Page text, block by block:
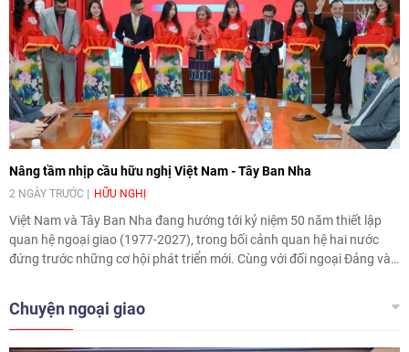
Nâng tầm nhịp cầu hữu nghị Việt Nam - Tây Ban Nha
2 NGÀY TRƯỚC HỮU NGHỊ
Việt Nam và Tây Ban Nha đang hướng tới kỷ niệm 50 năm thiết lập
quan hệ ngoại giao (1977-2027), trong bối cảnh quan hệ hai nước
đứng trước những cơ hội phát triển mới. Cùng với đối ngoại Đảng và
giữa nhân dân hai nước.
Chuyện ngoại giao